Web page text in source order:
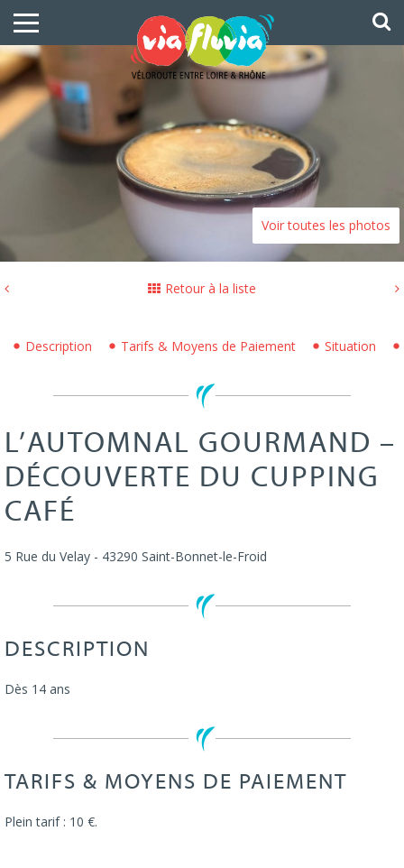
Voir toutes les photos
Retour à la liste
Description Tarifs & Moyens de Paiement Situation
L’AUTOMNAL GOURMAND –
DÉCOUVERTE DU CUPPING
CAFÉ
5 Rue du Velay - 43290 Saint-Bonnet-le-Froid
DESCRIPTION
Dès 14 ans
TARIFS & MOYENS DE PAIEMENT
Plein tarif : 10 €.